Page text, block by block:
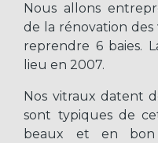
Nous allons
de la rénovation des
reprendre 6 baies.
lieu en 2007.
Nos vitraux datent
sont typiques de
beaux et en bon